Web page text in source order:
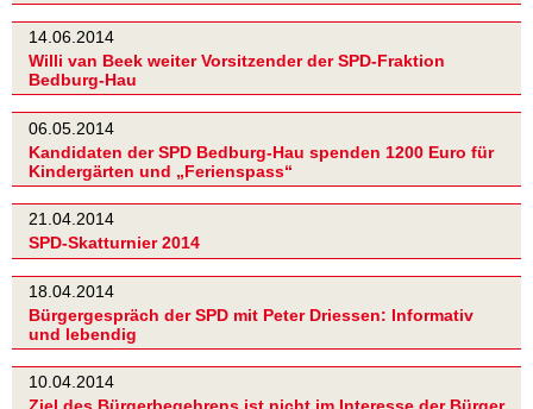
14.06.2014
Willi van Beek weiter Vorsitzender der SPD-Fraktion
Bedburg-Hau
06.05.2014
Kandidaten der SPD Bedburg-Hau spenden 1200 Euro für
Kindergärten und „Ferienspass“
21.04.2014
SPD-Skatturnier 2014
18.04.2014
Bürgergespräch der SPD mit Peter Driessen: Informativ
und lebendig
10.04.2014